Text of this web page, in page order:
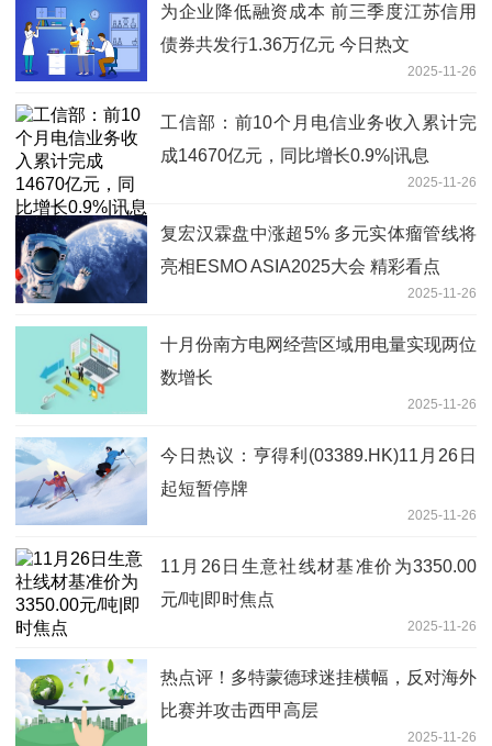
为企业降低融资成本 前三季度江苏信用
债券共发行1.36万亿元 今日热文
2025-11-26
工信部：前10个月电信业务收入累计完
成14670亿元，同比增长0.9%|讯息
2025-11-26
复宏汉霖盘中涨超5% 多元实体瘤管线将
亮相ESMO ASIA2025大会 精彩看点
2025-11-26
十月份南方电网经营区域用电量实现两位
数增长
2025-11-26
今日热议：亨得利(03389.HK)11月26日
起短暂停牌
2025-11-26
11月26日生意社线材基准价为3350.00
元/吨|即时焦点
2025-11-26
热点评！多特蒙德球迷挂横幅，反对海外
比赛并攻击西甲高层
2025-11-26